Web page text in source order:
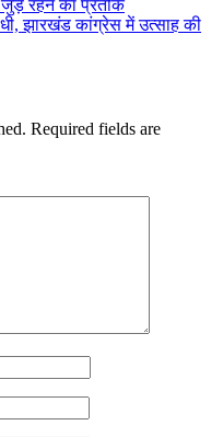
जुड़े रहने का प्रतीक
झारखंड कांग्रेस में उत्साह की
Required fields are